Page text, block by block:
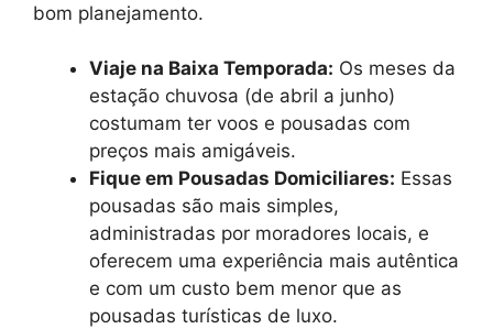
bom planejamento.
Viaje na Baixa Temporada: Os meses da
estação chuvosa (de abril a junho)
costumam ter voos e pousadas com
preços mais amigáveis.
Fique em Pousadas Domiciliares: Essas
pousadas são mais simples,
administradas por moradores locais, e
oferecem uma experiência mais autêntica
e com um custo bem menor que as
pousadas turísticas de luxo.